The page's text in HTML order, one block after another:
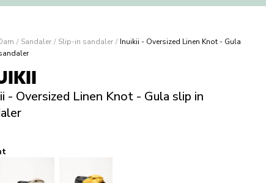
/ Sandaler / Slip-in sandaler / Inuikii - Oversized Linen Knot - Gula
- Oversized Linen Knot - Gula slip in